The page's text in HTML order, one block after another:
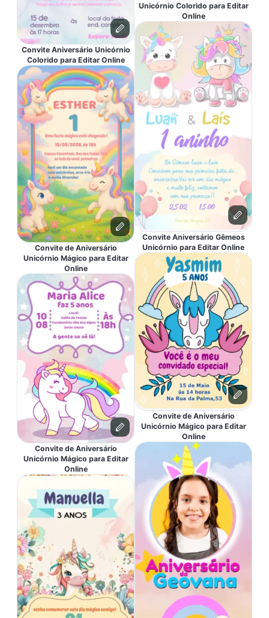
Convite Aniversário Unicórnio
Colorido para Editar Online
Convite de Aniversário
Unicórnio Mágico para Editar
Online
Convite de Aniversário
Unicórnio Mágico para Editar
Online
Unicórnio Colorido para Editar
Online
Convite Aniversário Gêmeos
Unicórnio para Editar Online
Convite de Aniversário
Unicórnio Mágico para Editar
Online